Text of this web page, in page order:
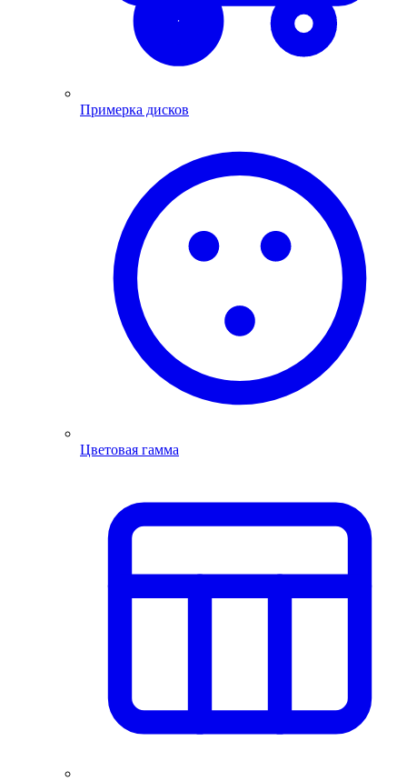
Примерка дисков
Цветовая гамма